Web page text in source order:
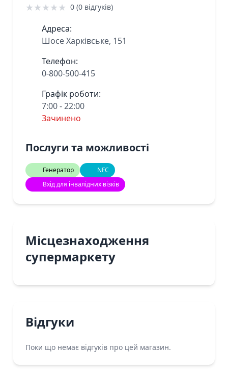
★★★★★ 0 (0 відгуків)
Адреса:
Шосе Харківське, 151
Телефон:
0-800-500-415
Графік роботи:
7:00 - 22:00
Зачинено
Послуги та можливості
Генератор
NFC
Вхід для інвалідних візків
Місцезнаходження
супермаркету
Відгуки
Поки що немає відгуків про цей магазин.